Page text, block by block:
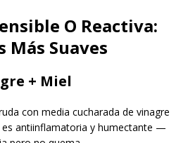
O Reactiva:
Más Suaves
+ Miel
con media cucharada de vinagre
es antiinflamatoria y humectante —